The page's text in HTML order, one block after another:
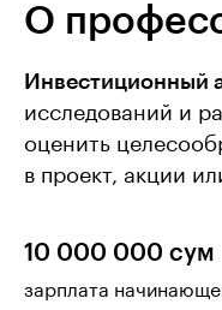
О
Инвестиционный
исследований и
оценить
в проект, акции
10 000 000 сум
зарплата